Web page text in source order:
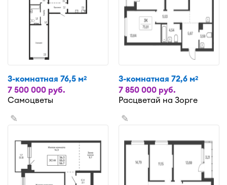
3-комнатная 76,5 м2
7 500 000 руб.
Самоцветы
3-комнатная 72,6 м2
7 850 000 руб.
Расцветай на Зорге
✎ ✎